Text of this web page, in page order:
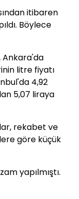
itibaren
Böylece
Ankara'da
litre fiyatı
4,92
5,07 liraya
rekabet ve
göre küçük
yapılmıştı.